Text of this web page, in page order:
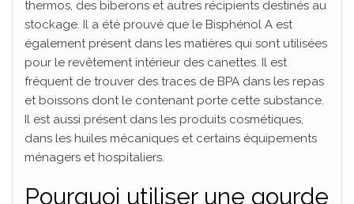
thermos, des biberons et autres récipients destinés au
stockage. Il a été prouvé que le Bisphénol A est
également présent dans les matières qui sont utilisées
pour le revêtement intérieur des canettes. Il est
fréquent de trouver des traces de BPA dans les repas
et boissons dont le contenant porte cette substance.
Il est aussi présent dans les produits cosmétiques,
dans les huiles mécaniques et certains équipements
ménagers et hospitaliers.
Pourquoi utiliser une gourde